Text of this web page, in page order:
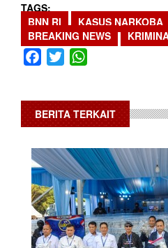
TAGS
BNN RI
KASUS NARKOBA
BREAKING NEWS
Facebook
Twitter
BERITA TERKAIT